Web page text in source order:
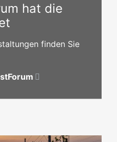
hat die
finden Sie